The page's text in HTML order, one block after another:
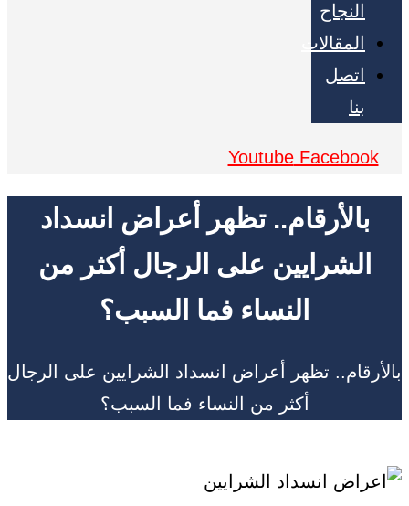
النجاح
المقالات
اتصل
بنا
Youtube Facebook
بالأرقام.. تظهر أعراض انسداد
الشرايين على الرجال أكثر من
النساء فما السبب؟
بالأرقام.. تظهر أعراض انسداد الشرايين على الرجال
أكثر من النساء فما السبب؟